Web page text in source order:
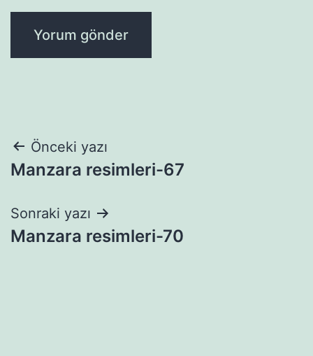
Yazı
gezinmesi
Önceki yazı
Manzara resimleri-67
Sonraki yazı
Manzara resimleri-70